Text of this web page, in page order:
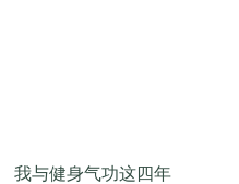
我与健身气功这四年